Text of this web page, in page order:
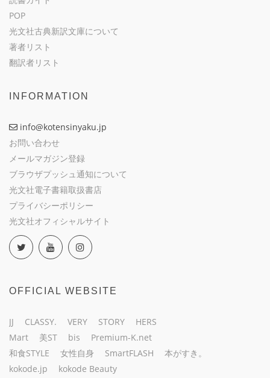
POP
光文社古典新訳文庫について
著者リスト
翻訳者リスト
INFORMATION
info@kotensinyaku.jp
お問い合わせ
メールマガジン登録
ブラウザプッシュ通知について
光文社電子書籍取扱書店
プライバシーポリシー
光文社オフィシャルサイト
OFFICIAL WEBSITE
JJ CLASSY. VERY STORY
HERS
Mart
美ST bis
Premium-K.net
和食STYLE
女性自身 SmartFLASH
本がすき。
kokode.jp
kokode Beauty